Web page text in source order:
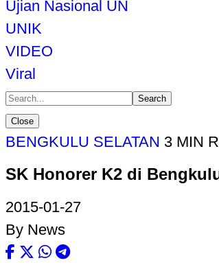
Ujian Nasional UN
UNIK
VIDEO
Viral
Search
Close
BENGKULU SELATAN 3 MIN
SK Honorer K2 di
2015-01-27
By News